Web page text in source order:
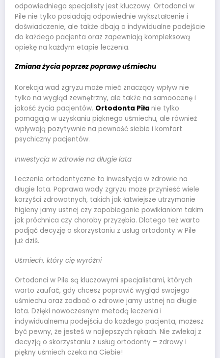
odpowiedniego specjalisty jest kluczowy. Ortodonci w
Pile nie tylko posiadają odpowiednie wykształcenie i
doświadczenie, ale także dbają o indywidualne podejście
do każdego pacjenta oraz zapewniają kompleksową
opiekę na każdym etapie leczenia.
Zmiana życia poprzez poprawę uśmiechu
Korekcja wad zgryzu może mieć znaczący wpływ nie
tylko na wygląd zewnętrzny, ale także na samoocenę i
jakość życia pacjentów. Ortodonta Piła nie tylko
pomagają w uzyskaniu pięknego uśmiechu, ale również
wpływają pozytywnie na pewność siebie i komfort
psychiczny pacjentów.
Inwestycja w zdrowie na długie lata
Leczenie ortodontyczne to inwestycja w zdrowie na
długie lata. Poprawa wady zgryzu może przynieść wiele
korzyści zdrowotnych, takich jak łatwiejsze utrzymanie
higieny jamy ustnej czy zapobieganie powikłaniom takim
jak próchnica czy choroby przyzębia. Dlatego też warto
podjąć decyzję o skorzystaniu z usług ortodonty w Pile
już dziś.
Uśmiech, który cię wyróżni
Ortodonci w Pile są kluczowymi specjalistami, których
warto zaufać, gdy chcesz poprawić wygląd swojego
uśmiechu oraz zadbać o zdrowie jamy ustnej na długie
lata. Dzięki nowoczesnym metodą leczenia i
indywidualnemu podejściu do każdego pacjenta, możesz
być pewny, że jesteś w najlepszych rękach. Nie zwlekaj z
decyzją o skorzystaniu z usług ortodonty – zdrowy i
piękny uśmiech czeka na Ciebie!